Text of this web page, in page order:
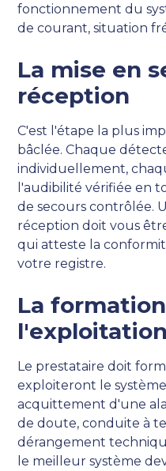
fonctionnement du
de courant, situation
La mise en
réception
C'est l'étape la plus
bâclée. Chaque
individuellement,
l'audibilité vérifiée en
de secours contrôlée.
réception doit vous
qui atteste la
votre registre.
La
l'exploitation
Le prestataire doit
exploiteront le
acquittement d'une
de doute, conduite à
dérangement
le meilleur système